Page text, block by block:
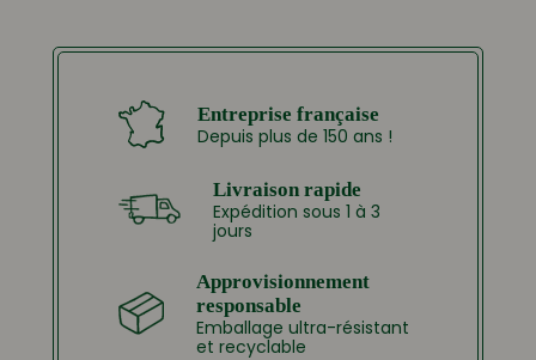
Entreprise française
Depuis plus de 150 ans !
Livraison rapide
Expédition sous 1 à 3
jours
Approvisionnement
responsable
Emballage ultra-résistant
et recyclable